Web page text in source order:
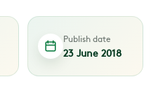
Publish date
23 June 2018